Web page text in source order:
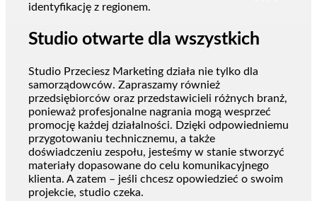
identyfikację z regionem.
Studio otwarte dla wszystkich
Studio Przeciesz Marketing działa nie tylko dla
samorządowców. Zapraszamy również
przedsiębiorców oraz przedstawicieli różnych branż,
ponieważ profesjonalne nagrania mogą wesprzeć
promocję każdej działalności. Dzięki odpowiedniemu
przygotowaniu technicznemu, a także
doświadczeniu zespołu, jesteśmy w stanie stworzyć
materiały dopasowane do celu komunikacyjnego
klienta. A zatem – jeśli chcesz opowiedzieć o swoim
projekcie, studio czeka.